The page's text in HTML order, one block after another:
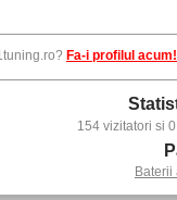
Fa-i profilul acum!
154 vizitatori si